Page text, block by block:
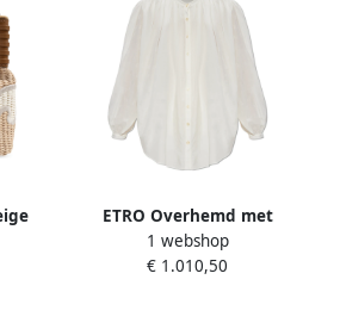
ETRO Overhemd met
opstaande kraag Beige
Dames
1 webshop
€ 1.010,50